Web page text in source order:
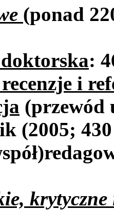
(ponad
:
i
(przewód
(2005; 430